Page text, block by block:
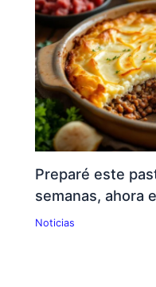
Preparé este
semanas, ahora
Noticias